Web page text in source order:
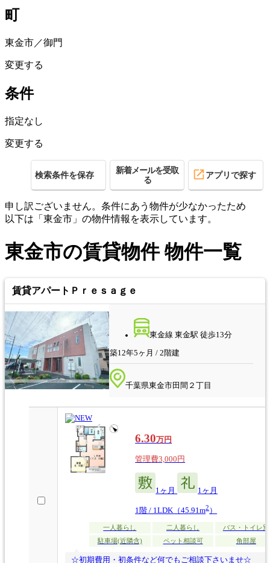
町
東金市／御門
変更する
条件
指定なし
変更する
検索条件を保存
新着メールを受取
る
アプリで探す
申し訳ございません。条件にあう物件が少なかったため
以下は「東金市」の物件情報を表示しています。
東金市の賃貸物件 物件一覧
賃貸アパート Ｐｒｅｓａｇｅ
東金線 東金駅 徒歩13分
築12年5ヶ月 / 2階建
千葉県東金市田間２丁目
6.30万円
管理費3,000円
1ヶ月 1ヶ月
1階 / 1LDK（45.91m2）
一人暮らし 二人暮らし
バス・トイレ別
駐車場(近隣含)
ペット相談可 角部屋
☆初期費用・初条件など何でもご相談下さいませ☆